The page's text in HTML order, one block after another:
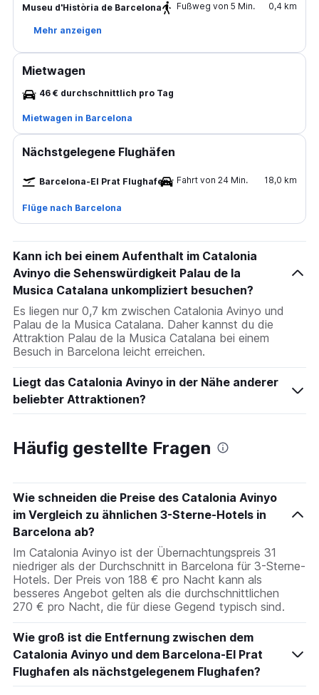
Museu d'Història de Barcelona Fußweg von 5 Min. 0,4 km
Mehr anzeigen
Mietwagen
46 € durchschnittlich pro Tag
Mietwagen in Barcelona
Nächstgelegene Flughäfen
Barcelona-El Prat Flughafen Fahrt von 24 Min. 18,0 km
Flüge nach Barcelona
Kann ich bei einem Aufenthalt im Catalonia
Avinyo die Sehenswürdigkeit Palau de la
Musica Catalana unkompliziert besuchen?
Es liegen nur 0,7 km zwischen Catalonia Avinyo und
Palau de la Musica Catalana. Daher kannst du die
Attraktion Palau de la Musica Catalana bei einem
Besuch in Barcelona leicht erreichen.
Liegt das Catalonia Avinyo in der Nähe anderer
beliebter Attraktionen?
Häufig gestellte Fragen
Wie schneiden die Preise des Catalonia Avinyo
im Vergleich zu ähnlichen 3-Sterne-Hotels in
Barcelona ab?
Im Catalonia Avinyo ist der Übernachtungspreis 31
niedriger als der Durchschnitt in Barcelona für 3-Sterne-
Hotels. Der Preis von 188 € pro Nacht kann als
besseres Angebot gelten als die durchschnittlichen
270 € pro Nacht, die für diese Gegend typisch sind.
Wie groß ist die Entfernung zwischen dem
Catalonia Avinyo und dem Barcelona-El Prat
Flughafen als nächstgelegenem Flughafen?